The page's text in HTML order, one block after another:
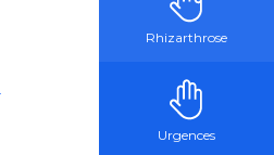
Rhizarthrose
Urgences